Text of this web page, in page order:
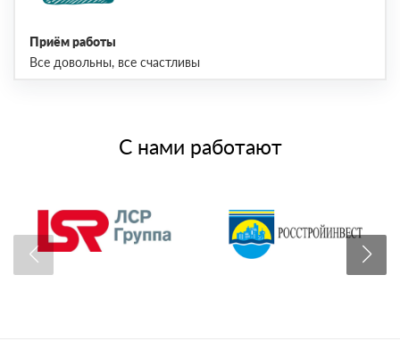
Приём работы
Все довольны, все счастливы
С нами работают